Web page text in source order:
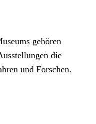
gehören
die
und Forschen.